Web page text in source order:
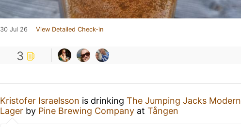
30 Jul 26 View Detailed Check-in
3
Kristofer Israelsson is drinking The Jumping Jacks Modern
Lager by Pine Brewing Company at Tången